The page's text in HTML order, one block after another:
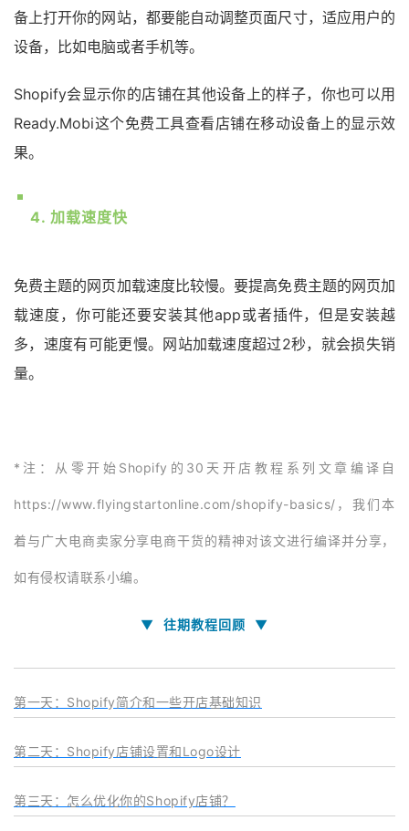
备上打开你的网站，都要能自动调整页面尺寸，适应用户的
设备，比如电脑或者手机等。
Shopify会显示你的店铺在其他设备上的样子，你也可以用
Ready.Mobi这个免费工具查看店铺在移动设备上的显示效
果。
4. 加载速度快
免费主题的网页加载速度比较慢。要提高免费主题的网页加
载速度，你可能还要安装其他app或者插件，但是安装越
多，速度有可能更慢。网站加载速度超过2秒，就会损失销
量。
*注：从零开始Shopify的30天开店教程系列文章编译自
https://www.flyingstartonline.com/shopify-basics/，我们本
着与广大电商卖家分享电商干货的精神对该文进行编译并分享，
如有侵权请联系小编。
▼ 往期教程回顾 ▼
第一天：Shopify简介和一些开店基础知识
第二天：Shopify店铺设置和Logo设计
第三天：怎么优化你的Shopify店铺？